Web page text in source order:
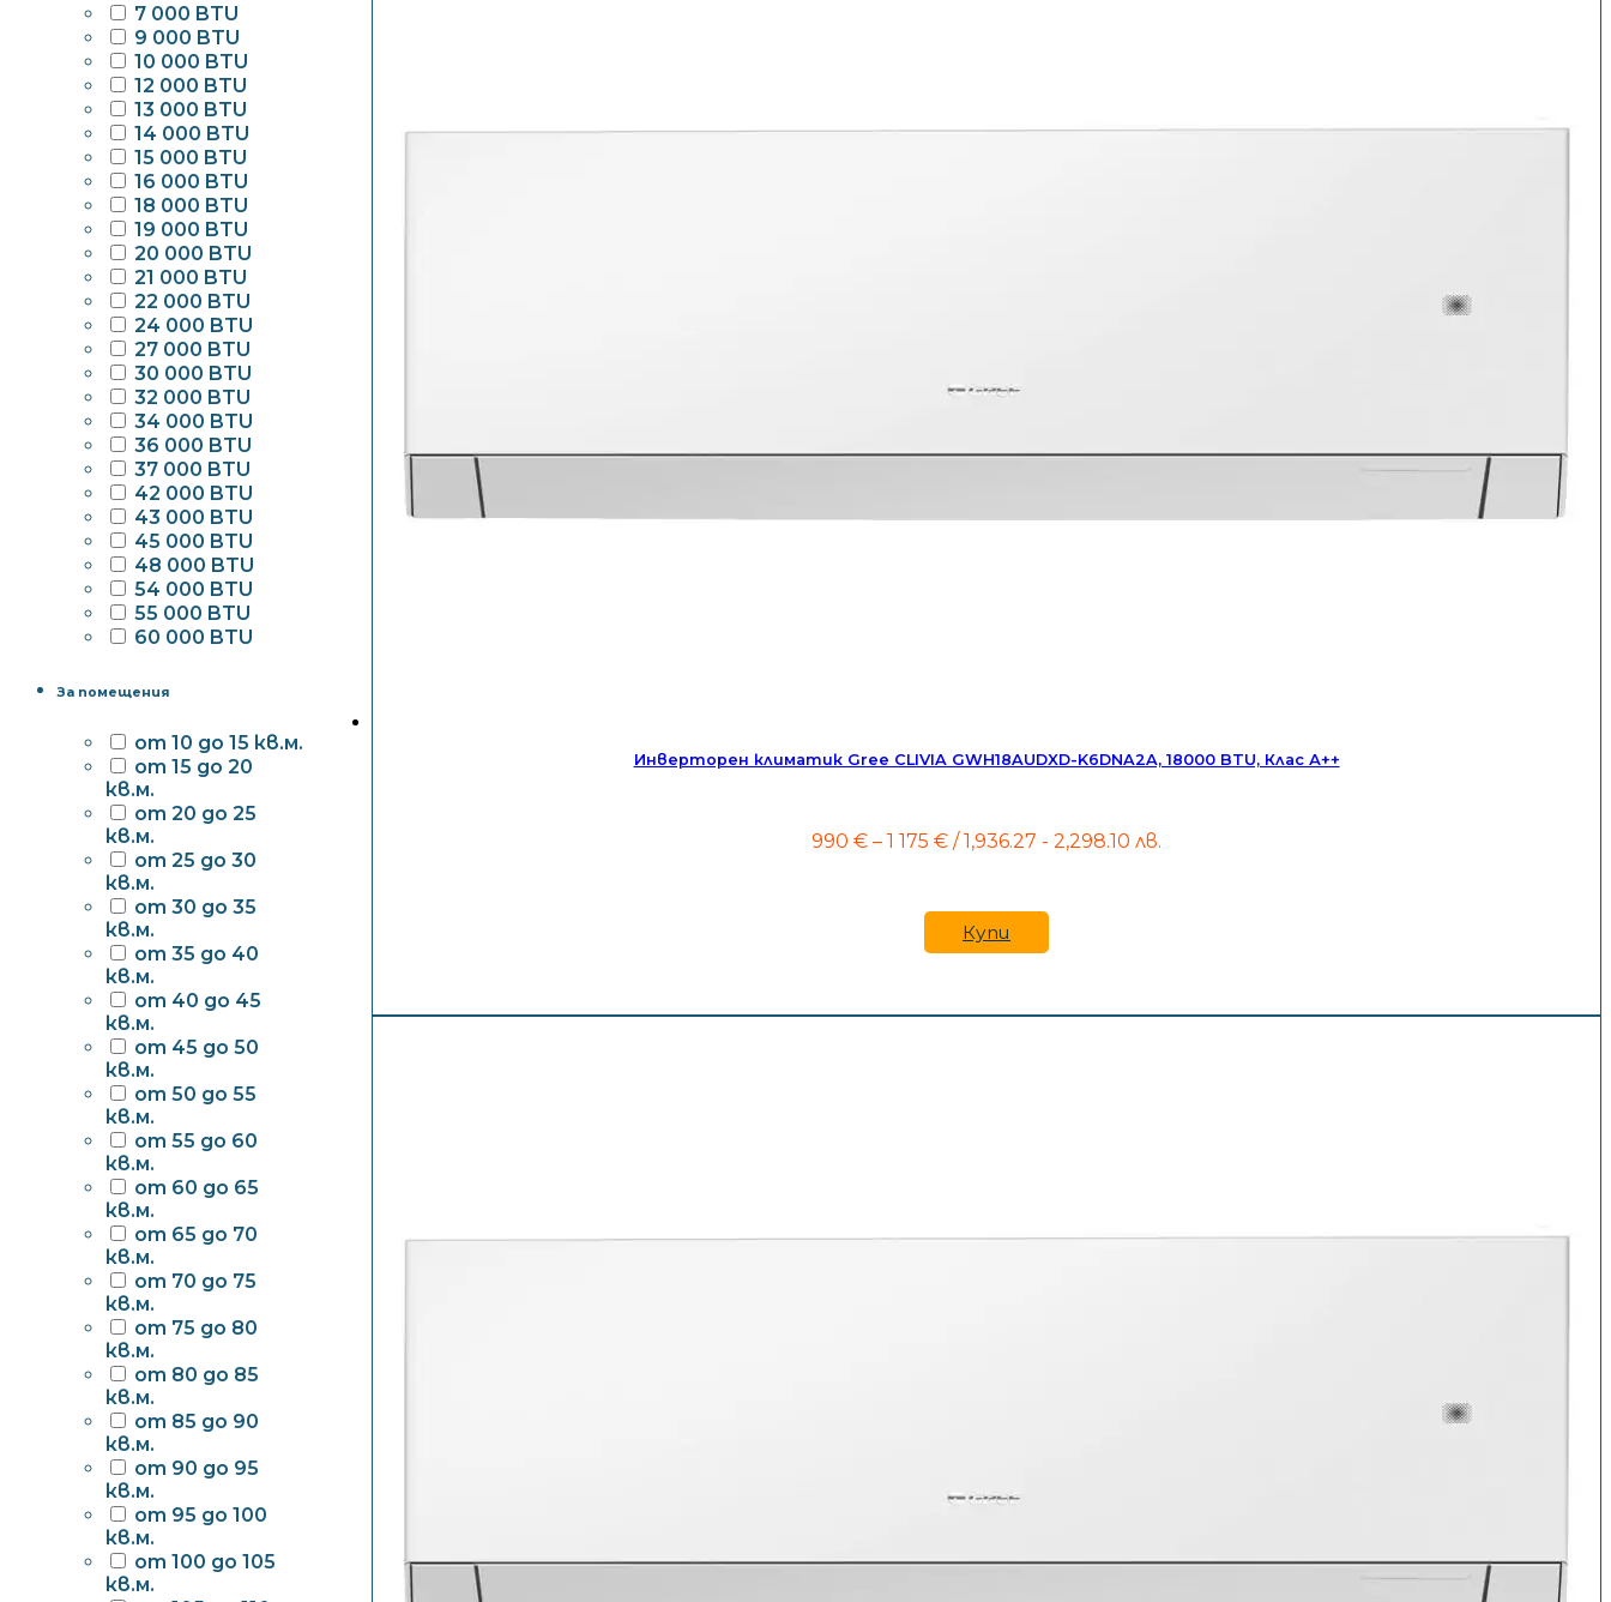
7 000 BTU
9 000 BTU
10 000 BTU
12 000 BTU
13 000 BTU
14 000 BTU
15 000 BTU
16 000 BTU
18 000 BTU
19 000 BTU
20 000 BTU
21 000 BTU
22 000 BTU
24 000 BTU
27 000 BTU
30 000 BTU
32 000 BTU
34 000 BTU
36 000 BTU
37 000 BTU
42 000 BTU
43 000 BTU
45 000 BTU
48 000 BTU
54 000 BTU
55 000 BTU
60 000 BTU
За помещения
от 10 до 15 кв.м.
от 15 до 20
кв.м.
от 20 до 25
кв.м.
от 25 до 30
кв.м.
от 30 до 35
кв.м.
от 35 до 40
кв.м.
от 40 до 45
кв.м.
от 45 до 50
кв.м.
от 50 до 55
кв.м.
от 55 до 60
кв.м.
от 60 до 65
кв.м.
от 65 до 70
кв.м.
от 70 до 75
кв.м.
от 75 до 80
кв.м.
от 80 до 85
кв.м.
от 85 до 90
кв.м.
от 90 до 95
кв.м.
от 95 до 100
кв.м.
от 100 до 105
кв.м.
Инверторен климатик Gree CLIVIA GWH18AUDXD-K6DNA2A, 18000 BTU, Клас А++
990 € – 1 175 €Price
through
175 €
/ 1,936.27 - 2,298.10 лв.
Купи